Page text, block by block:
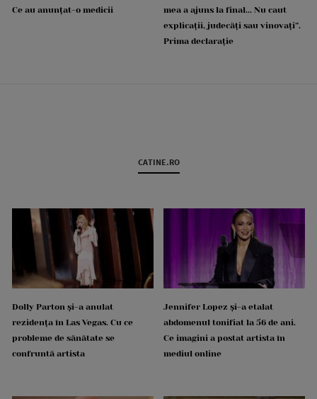
Ce au anunțat-o medicii
mea a ajuns la final... Nu caut
explicații, judecăți sau vinovați”.
Prima declarație
CATINE.RO
Dolly Parton și-a anulat
rezidența în Las Vegas. Cu ce
probleme de sănătate se
confruntă artista
Jennifer Lopez și-a etalat
abdomenul tonifiat la 56 de ani.
Ce imagini a postat artista în
mediul online